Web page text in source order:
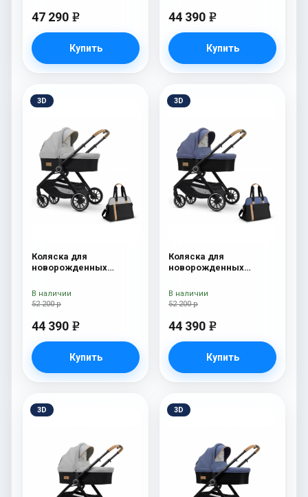
47 290 e
Купить
44 390 e
Купить
3D
Коляска для
новорожденных
сумка Grey
52 200 р
44 390 e
Купить
В наличии
3D
Коляска для
новорожденных
сумка Denim
52 200 р
44 390 e
Купить
В наличии
3D 3D